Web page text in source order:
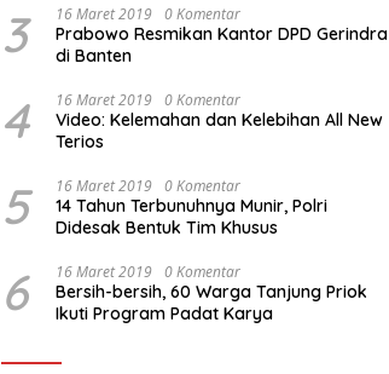
3 16 Maret 2019 0 Komentar
Prabowo Resmikan Kantor DPD Gerindra
di Banten
4 16 Maret 2019 0 Komentar
Video: Kelemahan dan Kelebihan All New
Terios
5 16 Maret 2019 0 Komentar
14 Tahun Terbunuhnya Munir, Polri
Didesak Bentuk Tim Khusus
6 16 Maret 2019 0 Komentar
Bersih-bersih, 60 Warga Tanjung Priok
Ikuti Program Padat Karya